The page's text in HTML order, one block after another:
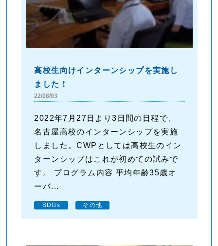
高校生向けインターンシップを実施し
ました！
22/08/03
2022年7月27日より3日間の日程で、
名古屋高校のインターンシップを実施
しました。CWPとしては高校生のイン
ターンシップはこれが初めての試みで
す。 プログラム内容 平均年齢35歳オ
ーバ...
SDGs その他